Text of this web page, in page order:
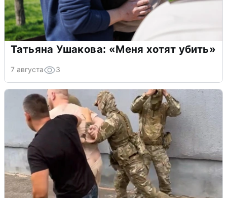
Татьяна Ушакова: «Меня хотят убить»
7 августа 3